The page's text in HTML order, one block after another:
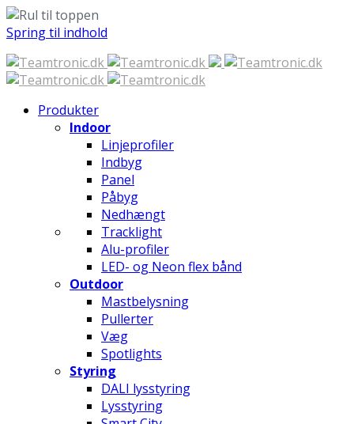
Spring til indhold
Produkter
Indoor
Linjeprofiler
Indbyg
Panel
Påbyg
Nedhængt
Tracklight
Alu-profiler
LED- og Neon flex bånd
Outdoor
Mastbelysning
Pullerter
Væg
Spotlights
Styring
DALI lysstyring
Lysstyring